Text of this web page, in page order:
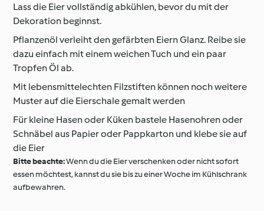
Lass die Eier vollständig abkühlen, bevor du mit der
Dekoration beginnst.
Pflanzenöl verleiht den gefärbten Eiern Glanz. Reibe sie
dazu einfach mit einem weichen Tuch und ein paar
Tropfen Öl ab.
Mit lebensmittelechten Filzstiften können noch weitere
Muster auf die Eierschale gemalt werden
Für kleine Hasen oder Küken bastele Hasenohren oder
Schnäbel aus Papier oder Pappkarton und klebe sie auf
die Eier
Bitte beachte:Wenn du die Eier verschenken oder nicht sofort
essen möchtest, kannst du sie bis zu einer Woche im Kühlschrank
aufbewahren.